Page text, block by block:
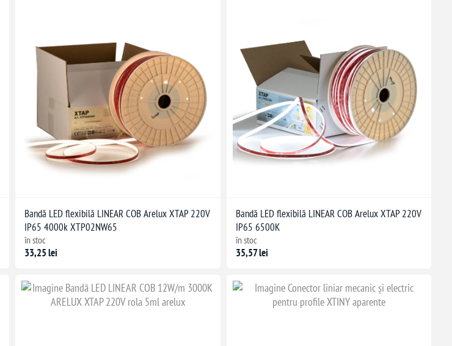
Bandă LED flexibilă LINEAR COB Arelux XTAP 220V
IP65 4000k XTP02NW65
în stoc
33,25 lei
Bandă LED flexibilă LINEAR COB Arelux XTAP 220V
IP65 6500K
în stoc
35,57 lei